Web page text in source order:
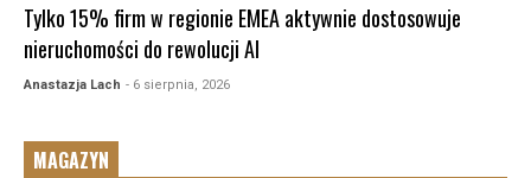
Tylko 15% firm w regionie EMEA aktywnie dostosowuje
nieruchomości do rewolucji AI
Anastazja Lach - 6 sierpnia, 2026
MAGAZYN